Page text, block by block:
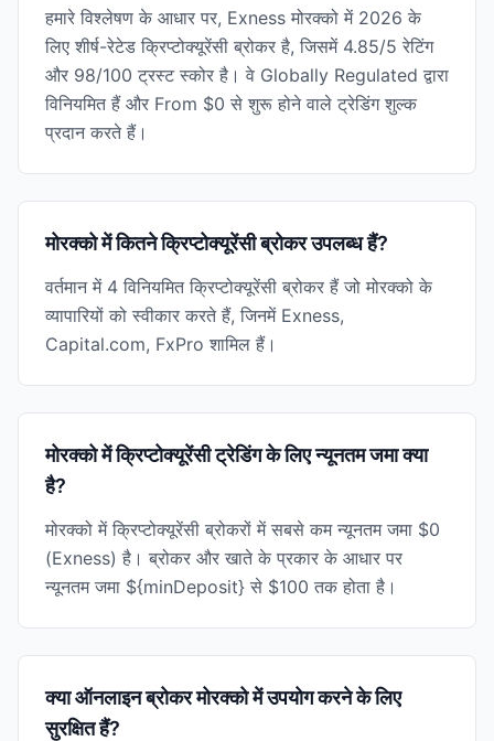
हमारे विश्लेषण के आधार पर, Exness मोरक्को में 2026 के
लिए शीर्ष-रेटेड क्रिप्टोक्यूरेंसी ब्रोकर है, जिसमें 4.85/5 रेटिंग
और 98/100 ट्रस्ट स्कोर है। वे Globally Regulated द्वारा
विनियमित हैं और From $0 से शुरू होने वाले ट्रेडिंग शुल्क
प्रदान करते हैं।
मोरक्को में कितने क्रिप्टोक्यूरेंसी ब्रोकर उपलब्ध हैं?
वर्तमान में 4 विनियमित क्रिप्टोक्यूरेंसी ब्रोकर हैं जो मोरक्को के
व्यापारियों को स्वीकार करते हैं, जिनमें Exness,
Capital.com, FxPro शामिल हैं।
मोरक्को में क्रिप्टोक्यूरेंसी ट्रेडिंग के लिए न्यूनतम जमा क्या
है?
मोरक्को में क्रिप्टोक्यूरेंसी ब्रोकरों में सबसे कम न्यूनतम जमा $0
(Exness) है। ब्रोकर और खाते के प्रकार के आधार पर
न्यूनतम जमा ${minDeposit} से $100 तक होता है।
क्या ऑनलाइन ब्रोकर मोरक्को में उपयोग करने के लिए
सुरक्षित हैं?